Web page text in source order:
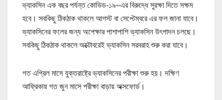
ভ্যাকসিন এক বছর পর্যন্ত কোভিড-১৯–এর বিরুদ্ধে সুরক্ষা দিতে সক্ষম
হবে। সবকিছু ঠিকঠাক থাকলে আগস্ট বা সেপ্টেম্বরে এর ফল জানা যাবে।
ভ্যাকসিনের ফলের জন্য অপেক্ষার পাশাপাশি ভ্যাকসিন উৎপাদন চলছে।
সবকিছু ঠিকঠাক থাকলে অক্টোবরেই ভ্যাকসিন সরবরাহ শুরু করা যাবে।
গত এপ্রিল মাসে যুক্তরাষ্ট্রে ভ্যাকসিনের পরীক্ষা শুরু হয়। দক্ষিণ
আফ্রিকায় গত জুন মাসে পরীক্ষা বাড়ায় অক্সফোর্ড।